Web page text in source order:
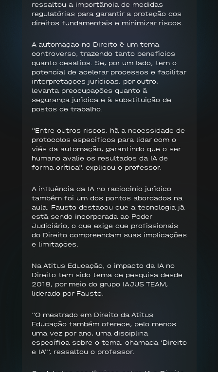
ressaltou a importância de medidas
regulatórias para garantir a proteção dos
direitos fundamentais e minimizar riscos.
A automação no Direito é um tema
controverso, trazendo tanto benefícios
quanto desafios. Se, por um lado, tem o
potencial de acelerar processos e facilitar
interpretações jurídicas, por outro,
levanta preocupações quanto à
segurança jurídica e à substituição de
postos de trabalho.
"Entre outros riscos, há a necessidade de
protocolos específicos para lidar com o
viés da automação, garantindo que o ser
humano avalie os resultados da IA de
forma crítica", explicou o professor.
A influência da IA no raciocínio jurídico
também foi um dos pontos abordados na
aula. Fausto destacou que a tecnologia já
está sendo incorporada ao Poder
Judiciário, o que exige que profissionais
do Direito compreendam suas implicações
e limitações.
Na Atitus Educação, o impacto da IA no
Direito tem sido tema de pesquisa desde
2018, por meio do grupo IAJUS TEAM,
liderado por Fausto.
"O mestrado em Direito da Atitus
Educação também oferece, pelo menos
uma vez por ano, uma disciplina
específica sobre o tema, chamada ‘Direito
e IA’", ressaltou o professor.